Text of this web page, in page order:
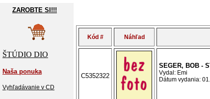
ZAROBTE SI!!!
ŠTÚDIO DIO
Naša ponuka
Vyhľadávanie v CD
Kód # Náhľad
C5352322
SEGER, BOB -
Vydal: Emi
Dátum vydania: